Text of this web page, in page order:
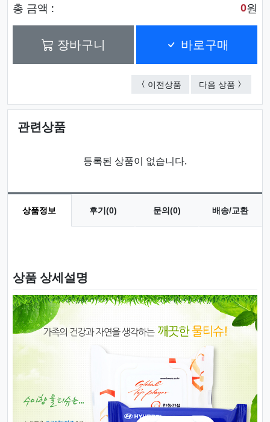
총 금액 : 0원
장바구니 바로구매
이전상품 소량 비닐독판 물티슈
다음 상품 비닐독
관련상품
등록된 상품이 없습니다.
상품정보 후기(0) 문의(0) 배송/교환
상품 상세설명